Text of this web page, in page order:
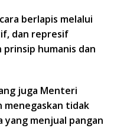
berlapis melalui
dan represif
humanis dan
juga Menteri
menegaskan tidak
yang menjual pangan